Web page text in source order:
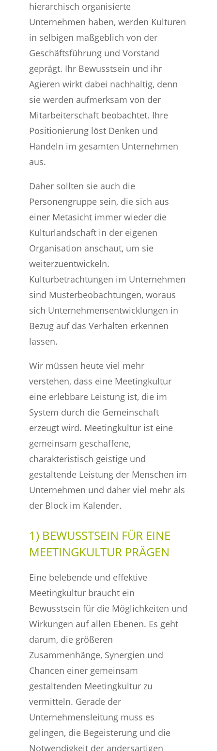
hierarchisch organisierte
Unternehmen haben, werden Kulturen
in selbigen maßgeblich von der
Geschäftsführung und Vorstand
geprägt. Ihr Bewusstsein und ihr
Agieren wirkt dabei nachhaltig, denn
sie werden aufmerksam von der
Mitarbeiterschaft beobachtet. Ihre
Positionierung löst Denken und
Handeln im gesamten Unternehmen
aus.
Daher sollten sie auch die
Personengruppe sein, die sich aus
einer Metasicht immer wieder die
Kulturlandschaft in der eigenen
Organisation anschaut, um sie
weiterzuentwickeln.
Kulturbetrachtungen im Unternehmen
sind Musterbeobachtungen, woraus
sich Unternehmensentwicklungen in
Bezug auf das Verhalten erkennen
lassen.
Wir müssen heute viel mehr
verstehen, dass eine Meetingkultur
eine erlebbare Leistung ist, die im
System durch die Gemeinschaft
erzeugt wird. Meetingkultur ist eine
gemeinsam geschaffene,
charakteristisch geistige und
gestaltende Leistung der Menschen im
Unternehmen und daher viel mehr als
der Block im Kalender.
1) BEWUSSTSEIN FÜR EINE
MEETINGKULTUR PRÄGEN
Eine belebende und effektive
Meetingkultur braucht ein
Bewusstsein für die Möglichkeiten und
Wirkungen auf allen Ebenen. Es geht
darum, die größeren
Zusammenhänge, Synergien und
Chancen einer gemeinsam
gestaltenden Meetingkultur zu
vermitteln. Gerade der
Unternehmensleitung muss es
gelingen, die Begeisterung und die
Notwendigkeit der andersartigen